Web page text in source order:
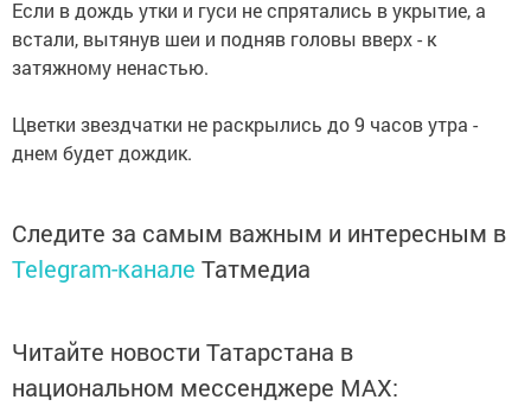
Если в дождь утки и гуси не спрятались в укрытие, а
встали, вытянув шеи и подняв головы вверх - к
затяжному ненастью.
Цветки звездчатки не раскрылись до 9 часов утра -
днем будет дождик.
Следите за самым важным и интересным в
Telegram-канале Татмедиа
Читайте новости Татарстана в
национальном мессенджере MАХ: